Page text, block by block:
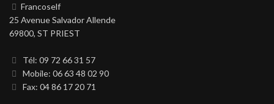
Francoself
25 Avenue Salvador Allende
69800, ST PRIEST
Tél: 09 72 66 31 57
Mobile: 06 63 48 02 90
Fax: 04 86 17 20 71